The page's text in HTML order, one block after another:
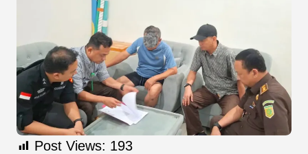
Post Views: 193